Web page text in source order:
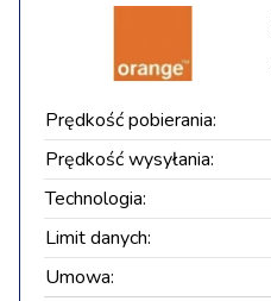
Prędkość pobierania:
Prędkość wysyłania:
Technologia:
Limit danych:
Umowa: